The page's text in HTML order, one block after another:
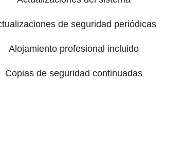
de seguridad periódicas
Alojamiento profesional incluido
Copias de seguridad continuadas